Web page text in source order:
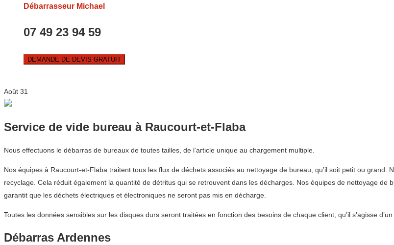
Débarrasseur Michael
07 49 23 94 59
DEMANDE DE DEVIS GRATUIT
Août 31
Service de vide bureau à Raucourt-et-Flaba
Nous effectuons le débarras de bureaux de toutes tailles, de l’article unique au chargement multiple.
Nos équipes à Raucourt-et-Flaba traitent tous les flux de déchets associés au nettoyage de bureau, qu’il soit petit ou grand.
recyclage. Cela réduit également la quantité de détritus qui se retrouvent dans les décharges. Nos équipes de nettoyage
garantit que les déchets électriques et électroniques ne seront pas mis en décharge.
Toutes les données sensibles sur les disques durs seront traitées en fonction des besoins de chaque client, qu’il s’agisse
Débarras Ardennes